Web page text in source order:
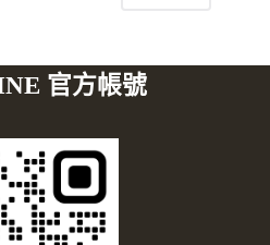
官方帳號